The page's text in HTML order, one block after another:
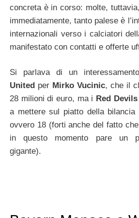
concreta è in corso: molte,
immediatamente, tanto palese è
internazionali verso i calciatori
manifestato con contatti e offerte
Si parlava di un
United per Mirko Vucinic, che il
28 milioni di euro, ma i Red
a mettere sul piatto della bilancia
ovvero 18 (forti anche del fatto
in questo momento pare un
gigante).